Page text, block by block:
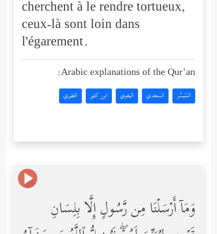
cherchent à le rendre tortueux,
ceux-là sont loin dans
l'égarement.
Arabic explanations of the Qur’an:
المُيسَّر السعدي البغوي ابن كثير الطبري
وَمَاۤ أَرۡسَلۡنَا مِن رَّسُولٍ إِلَّا بِلِسَانِ